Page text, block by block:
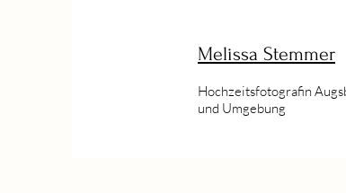
Melissa Stemmer
Hochzeitsfotografin
und Umgebung